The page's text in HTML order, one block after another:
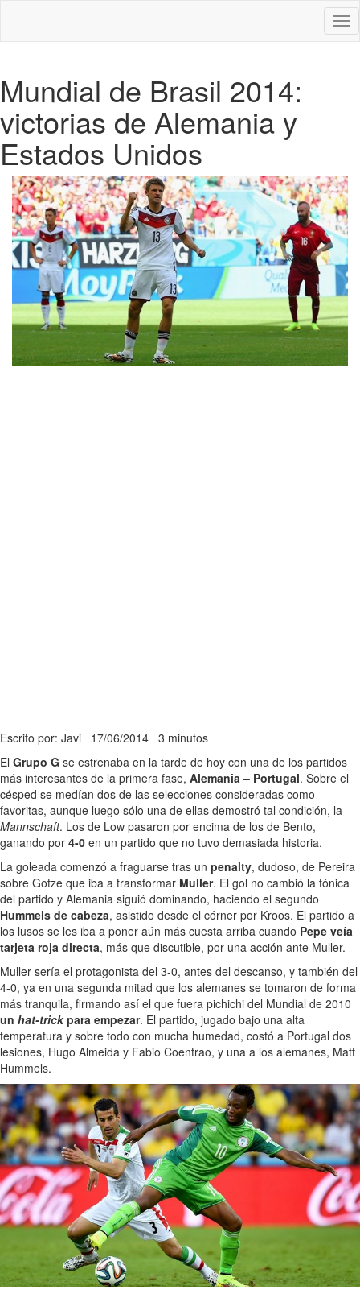
Mundial de Brasil 2014:
victorias de Alemania y
Estados Unidos
Escrito por: Javi 17/06/2014 3 minutos
El Grupo G se estrenaba en la tarde de hoy con una de los partidos
más interesantes de la primera fase, Alemania – Portugal. Sobre el
césped se medían dos de las selecciones consideradas como
favoritas, aunque luego sólo una de ellas demostró tal condición, la
Mannschaft. Los de Low pasaron por encima de los de Bento,
ganando por 4-0 en un partido que no tuvo demasiada historia.
La goleada comenzó a fraguarse tras un penalty, dudoso, de Pereira
sobre Gotze que iba a transformar Muller. El gol no cambió la tónica
del partido y Alemania siguió dominando, haciendo el segundo
Hummels de cabeza, asistido desde el córner por Kroos. El partido a
los lusos se les iba a poner aún más cuesta arriba cuando Pepe veía
tarjeta roja directa, más que discutible, por una acción ante Muller.
Muller sería el protagonista del 3-0, antes del descanso, y también del
4-0, ya en una segunda mitad que los alemanes se tomaron de forma
más tranquila, firmando así el que fuera pichichi del Mundial de 2010
un hat-trickpara empezar. El partido, jugado bajo una alta
temperatura y sobre todo con mucha humedad, costó a Portugal dos
lesiones, Hugo Almeida y Fabio Coentrao, y una a los alemanes, Matt
Hummels.